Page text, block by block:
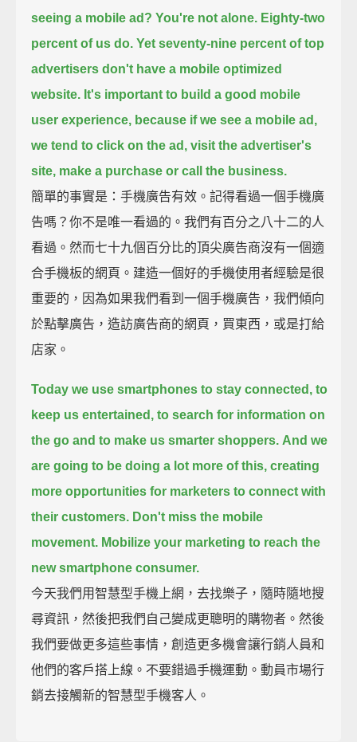
seeing a mobile ad? You're not alone. Eighty-two
percent of us do. Yet seventy-nine percent of top
advertisers don't have a mobile optimized
website. It's important to build a good mobile
user experience, because if we see a mobile ad,
we tend to click on the ad, visit the advertiser's
site, make a purchase or call the business.
簡單的事實是：手機廣告有效。記得看過一個手機廣
告嗎？你不是唯一看過的。我們有百分之八十二的人
看過。然而七十九個百分比的頂尖廣告商沒有一個適
合手機板的網頁。建造一個好的手機使用者經驗是很
重要的，因為如果我們看到一個手機廣告，我們傾向
於點擊廣告，造訪廣告商的網頁，買東西，或是打給
店家。
Today we use smartphones to stay connected, to
keep us entertained, to search for information on
the go and to make us smarter shoppers. And we
are going to be doing a lot more of this, creating
more opportunities for marketers to connect with
their customers. Don't miss the mobile
movement. Mobilize your marketing to reach the
new smartphone consumer.
今天我們用智慧型手機上網，去找樂子，隨時隨地搜
尋資訊，然後把我們自己變成更聰明的購物者。然後
我們要做更多這些事情，創造更多機會讓行銷人員和
他們的客戶搭上線。不要錯過手機運動。動員市場行
銷去接觸新的智慧型手機客人。